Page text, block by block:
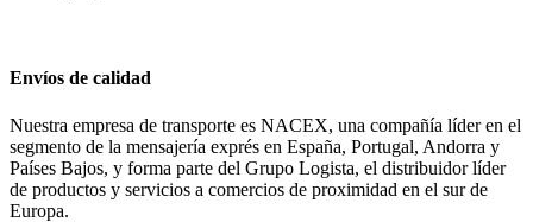
Envíos de calidad
Nuestra empresa de transporte es NACEX, una compañía líder en el
segmento de la mensajería exprés en España, Portugal, Andorra y
Países Bajos, y forma parte del Grupo Logista, el distribuidor líder
de productos y servicios a comercios de proximidad en el sur de
Europa.